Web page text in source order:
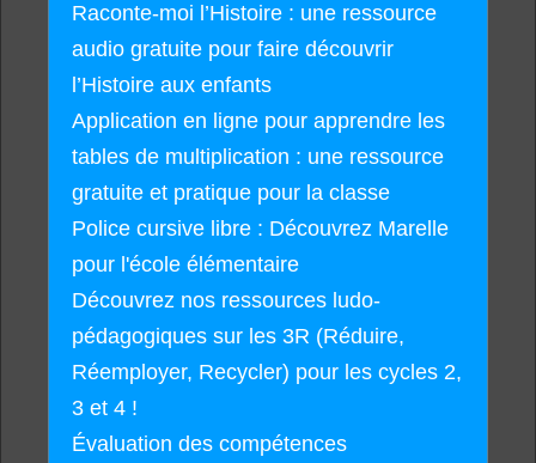
Raconte-moi l’Histoire : une ressource
audio gratuite pour faire découvrir
l’Histoire aux enfants
Application en ligne pour apprendre les
tables de multiplication : une ressource
gratuite et pratique pour la classe
Police cursive libre : Découvrez Marelle
pour l'école élémentaire
Découvrez nos ressources ludo-
pédagogiques sur les 3R (Réduire,
Réemployer, Recycler) pour les cycles 2,
3 et 4 !
Évaluation des compétences